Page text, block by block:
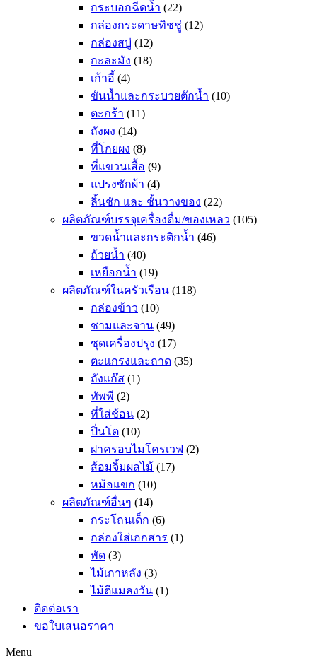
กระบอกฉีดน้ำ (22)
กล่องกระดาษทิชชู่ (12)
กล่องสบู่ (12)
กะละมัง (18)
เก้าอี้ (4)
ขันน้ำและกระบวยตักน้ำ (10)
ตะกร้า (11)
ถังผง (14)
ที่โกยผง (8)
ที่แขวนเสื้อ (9)
แปรงซักผ้า (4)
ลิ้นชัก และ ชั้นวางของ (22)
ผลิตภัณฑ์บรรจุเครื่องดื่ม/ของเหลว (105)
ขวดน้ำและกระติกน้ำ (46)
ถ้วยน้ำ (40)
เหยือกน้ำ (19)
ผลิตภัณฑ์ในครัวเรือน (118)
กล่องข้าว (10)
ชามและจาน (49)
ชุดเครื่องปรุง (17)
ตะแกรงและถาด (35)
ถังแก๊ส (1)
ทัพพี (2)
ที่ใส่ช้อน (2)
ปิ่นโต (10)
ฝาครอบไมโครเวฟ (2)
ส้อมจิ้มผลไม้ (17)
หม้อแขก (10)
ผลิตภัณฑ์อื่นๆ (14)
กระโถนเด็ก (6)
กล่องใส่เอกสาร (1)
พัด (3)
ไม้เกาหลัง (3)
ไม้ตีแมลงวัน (1)
ติดต่อเรา
ขอใบเสนอราคา
Menu